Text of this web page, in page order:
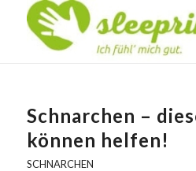
Schnarchen –
können helfen!
SCHNARCHEN